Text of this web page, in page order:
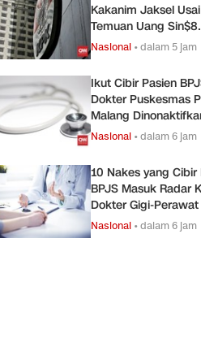
Kakanim Jaksel Usai
Temuan Uang
Nasional •dalam 5 jam
Ikut Cibir Pasien
Dokter Puskesmas
Malang
Nasional •dalam 6 jam
10 Nakes yang Cibir
BPJS Masuk Radar
Dokter Gigi-Perawat
Nasional •dalam 6 jam